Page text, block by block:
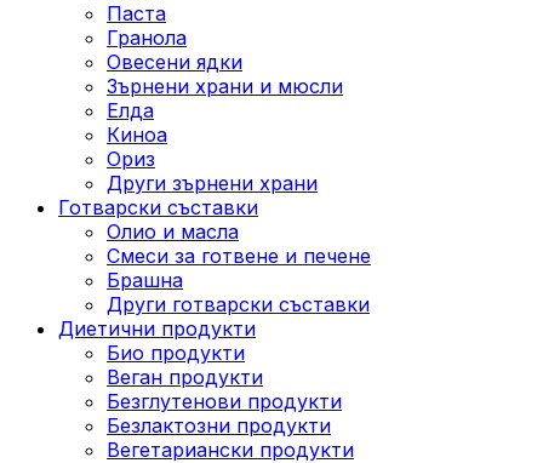
Паста
Гранола
Овесени ядки
Зърнени храни и мюсли
Елда
Киноа
Ориз
Други зърнени храни
Готварски съставки
Олио и масла
Смеси за готвене и печене
Брашна
Други готварски съставки
Диетични продукти
Био продукти
Веган продукти
Безглутенови продукти
Безлактозни продукти
Вегетариански продукти